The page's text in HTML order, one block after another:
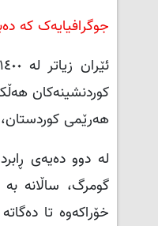
جوگرافیایەک کە
کوردنشینەکان
هەرێمی کوردستان،
لە دوو دەیەی
گومرگ، ساڵانە بە
خۆراکەوە تا